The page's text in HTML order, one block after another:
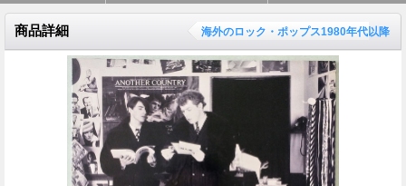
商品詳細 海外のロック・ポップス1980年代以降